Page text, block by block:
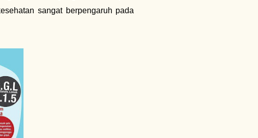
sangat berpengaruh pada